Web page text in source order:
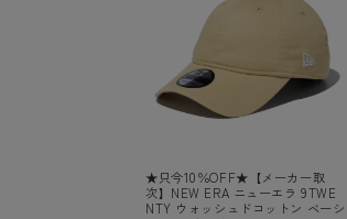
★只今10％OFF★【メーカー取
次】NEW ERA ニューエラ 9TWE
NTY ウォッシュドコットン ベーシ